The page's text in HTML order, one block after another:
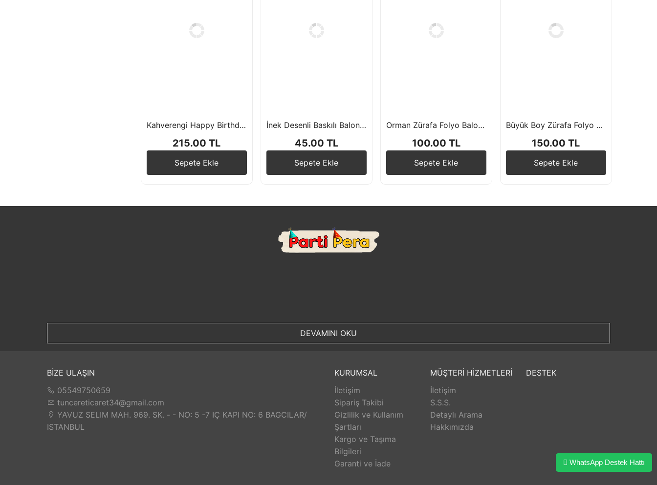
Kahverengi Happy Birthday Folyo Balon Set i16 inç 40 cm
215.00 TL
Sepete Ekle
İnek Desenli Baskılı Balon 5 Adet
45.00 TL
Sepete Ekle
Orman Zürafa Folyo Balon 95*87cm
100.00 TL
Sepete Ekle
Büyük Boy Zürafa Folyo Balon 118*95cm
150.00 TL
Sepete Ekle
DEVAMINI OKU
BİZE ULAŞIN
05549750659
tuncereticaret34@gmail.com
YAVUZ SELIM MAH. 969. SK. - - NO: 5 -7 IÇ KAPI NO: 6 BAGCILAR/
ISTANBUL
KURUMSAL
İletişim
Sipariş Takibi
Gizlilik ve Kullanım
Şartları
Kargo ve Taşıma
Bilgileri
Garanti ve İade
MÜŞTERİ HİZMETLERİ
İletişim
S.S.S.
Detaylı Arama
Hakkımızda
DESTEK
WhatsApp Destek Hattı